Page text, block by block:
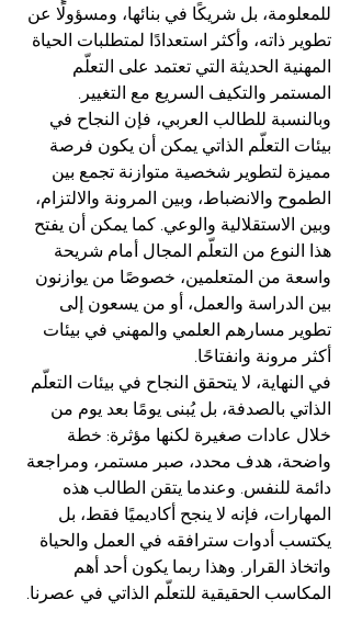
للمعلومة، بل شريكًا في بنائها، ومسؤولًا عن
تطوير ذاته، وأكثر استعدادًا لمتطلبات الحياة
المهنية الحديثة التي تعتمد على التعلّم
المستمر والتكيف السريع مع التغيير.
وبالنسبة للطالب العربي، فإن النجاح في
بيئات التعلّم الذاتي يمكن أن يكون فرصة
مميزة لتطوير شخصية متوازنة تجمع بين
الطموح والانضباط، وبين المرونة والالتزام،
وبين الاستقلالية والوعي. كما يمكن أن يفتح
هذا النوع من التعلّم المجال أمام شريحة
واسعة من المتعلمين، خصوصًا من يوازنون
بين الدراسة والعمل، أو من يسعون إلى
تطوير مسارهم العلمي والمهني في بيئات
أكثر مرونة وانفتاحًا.
في النهاية، لا يتحقق النجاح في بيئات التعلّم
الذاتي بالصدفة، بل يُبنى يومًا بعد يوم من
خلال عادات صغيرة لكنها مؤثرة: خطة
واضحة، هدف محدد، صبر مستمر، ومراجعة
دائمة للنفس. وعندما يتقن الطالب هذه
المهارات، فإنه لا ينجح أكاديميًا فقط، بل
يكتسب أدوات سترافقه في العمل والحياة
واتخاذ القرار. وهذا ربما يكون أحد أهم
المكاسب الحقيقية للتعلّم الذاتي في عصرنا.